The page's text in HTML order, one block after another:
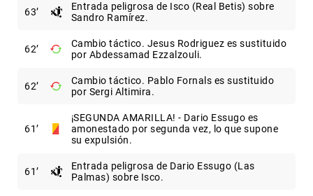
63
Entrada peligrosa de Isco (Real Betis) sobre
Sandro Ramírez.
62
Cambio táctico. Jesus Rodriguez es sustituido
por Abdessamad Ezzalzouli.
62
Cambio táctico. Pablo Fornals es sustituido
por Sergi Altimira.
61
¡SEGUNDA AMARILLA! - Dario Essugo es
amonestado por segunda vez, lo que supone
su expulsión.
61
Entrada peligrosa de Dario Essugo (Las
Palmas) sobre Isco.